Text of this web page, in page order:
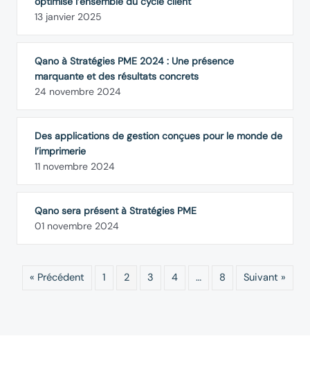
13 janvier 2025
Qano à Stratégies PME 2024 : Une présence
marquante et des résultats concrets
24 novembre 2024
Des applications de gestion conçues pour le monde de
l’imprimerie
11 novembre 2024
Qano sera présent à Stratégies PME
01 novembre 2024
« Précédent 1 2 3 4 … 8 Suivant »